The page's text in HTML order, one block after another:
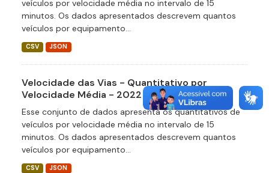
veículos por velocidade média no intervalo de 15
minutos. Os dados apresentados descrevem quantos
veículos por equipamento...
CSV JSON
Velocidade das Vias - Quantitativo por
Velocidade Média - 2022
Esse conjunto de dados apresenta os quantitativos de
veículos por velocidade média no intervalo de 15
minutos. Os dados apresentados descrevem quantos
veículos por equipamento...
CSV JSON